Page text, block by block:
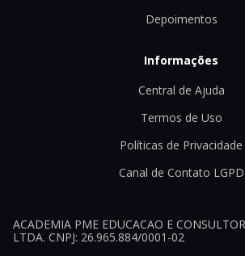
Depoimentos
Informações
Central de Ajuda
Termos de Uso
Políticas de Privacidade
Canal de Contato LGPD
ACADEMIA PME EDUCACAO E
LTDA. CNPJ: 26.965.884/0001-02